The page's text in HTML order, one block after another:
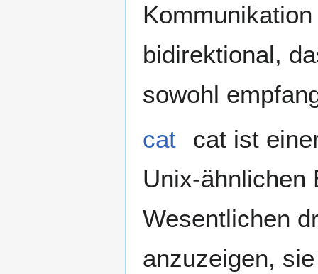
bidirektional,
sowohl
cat
cat ist
Unix-ähnlichen
Wesentlichen
anzuzeigen,